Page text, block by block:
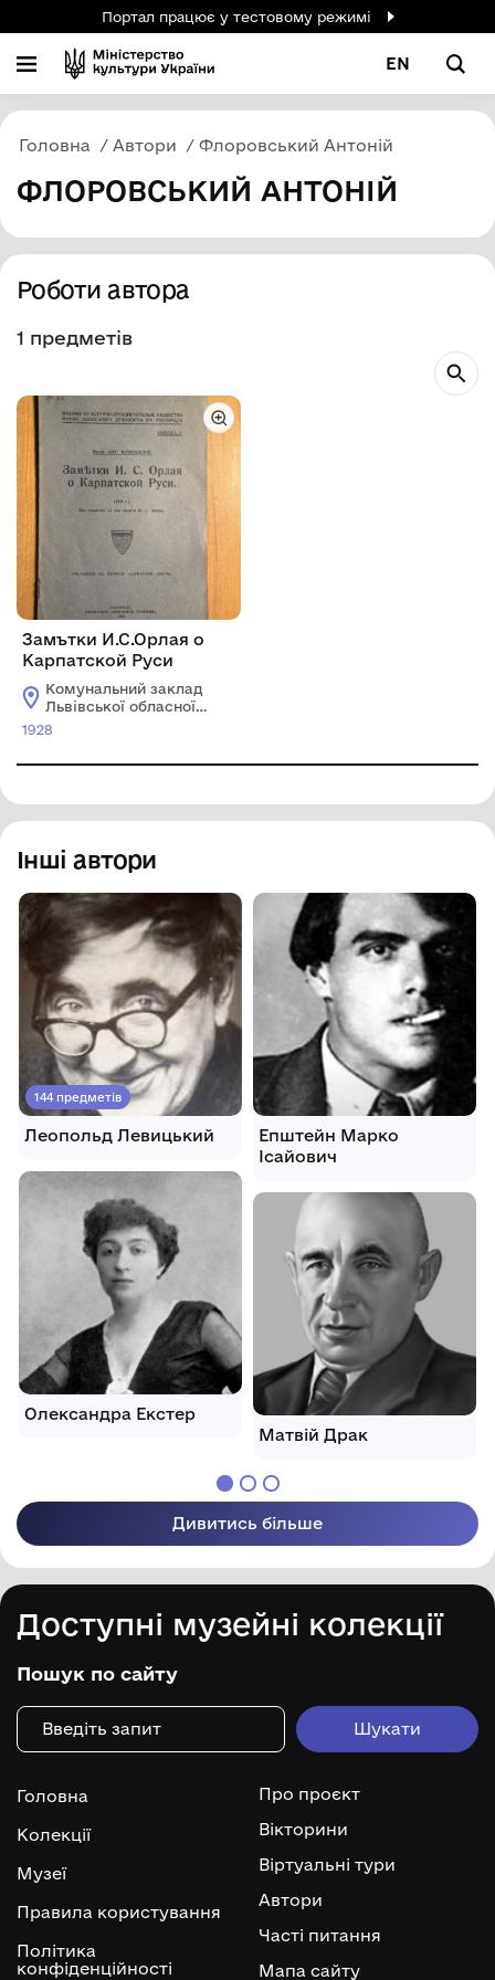
Портал працює у тестовому режимі
EN
Головна Автори Флоровський Антоній
ФЛОРОВСЬКИЙ АНТОНІЙ
Роботи автора
1 предметів
Замътки И.С.Орлая о
Карпатской Руси
Комунальний заклад
Львівської обласної
ради "Львівський
1928
Інші автори
144 предметів
Леопольд Левицький
Олександра Екстер
Епштейн Марко
Ісайович
Матвій Драк
Дивитись більше
Доступні музейні колекції
Пошук по сайту
Головна
Колекції
Музеї
Правила користування
Політика
конфіденційності
Про проєкт
Вікторини
Віртуальні тури
Автори
Часті питання
Мапа сайту